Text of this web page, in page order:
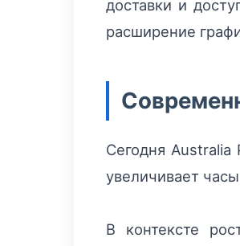
доставки и
расширение
Сегодня
увеличивает
В контексте